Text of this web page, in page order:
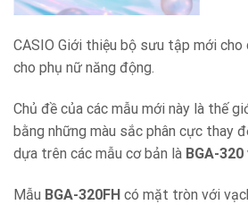
CASIO Giới thiệu bộ sưu tập mới cho
cho phụ nữ năng động.
Chủ đề của các mẫu mới này là thế
bằng những màu sắc phân cực thay
dựa trên các mẫu cơ bản là BGA-320
Mẫu BGA-320FH có mặt tròn với